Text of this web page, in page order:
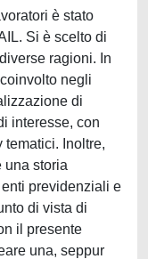
è stato
Si è scelto di
ragioni. In
negli
di
interesse, con
Inoltre,
una storia
previdenziali e
di vista di
il presente
una, seppur